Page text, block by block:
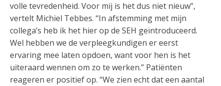
volle tevredenheid. Voor mij is het dus niet nieuw”,
vertelt Michiel Tebbes. “In afstemming met mijn
collega’s heb ik het hier op de SEH geïntroduceerd.
Wel hebben we de verpleegkundigen er eerst
ervaring mee laten opdoen, want voor hen is het
uiteraard wennen om zo te werken.” Patiënten
reageren er positief op. “We zien echt dat een aantal